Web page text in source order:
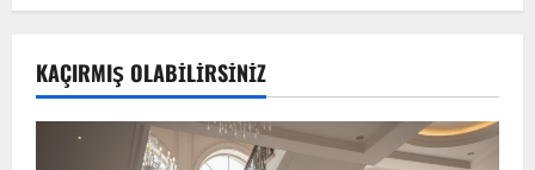
KAÇIRMIŞ OLABILIRSINIZ